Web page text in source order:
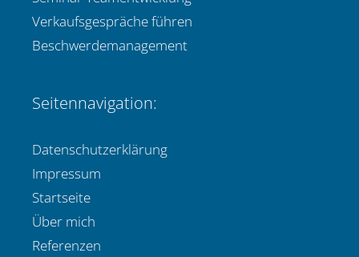
Verkaufsgespräche führen
Beschwerdemanagement
Seitennavigation:
Datenschutzerklärung
Impressum
Startseite
Über mich
Referenzen